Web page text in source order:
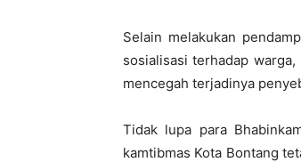
Selain melakukan
sosialisasi terhadap
mencegah terjadinya
Tidak lupa para
kamtibmas Kota Bontang